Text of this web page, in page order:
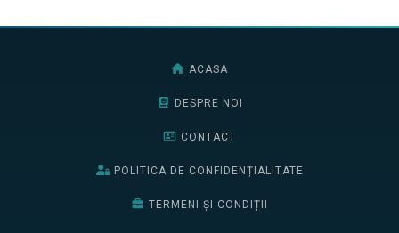
ACASA
DESPRE NOI
CONTACT
POLITICA DE CONFIDENȚIALITATE
TERMENI ȘI CONDIȚII